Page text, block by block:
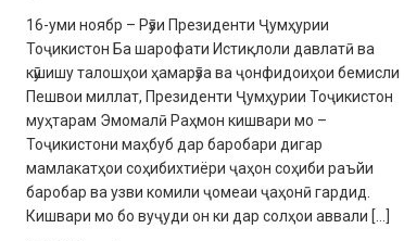
16-уми ноябр – Рӯзи Президенти Ҷумҳурии
Тоҷикистон Ба шарофати Истиқлоли давлатӣ ва
кӯшишу талошҳои ҳамарӯза ва ҷонфидоиҳои бемисли
Пешвои мил­лат, Президенти Ҷумҳурии Тоҷикистон
муҳтарам Эмомалӣ Раҳмон кишвари мо –
Тоҷикистони маҳбуб дар бароба­ри дигар
мамлакатҳои соҳибихтиёри ҷаҳон соҳиби раъйи
баробар ва узви комили ҷомеаи ҷаҳонӣ гардид.
Кишвари мо бо вуҷуди он ки дар солҳои аввали […]